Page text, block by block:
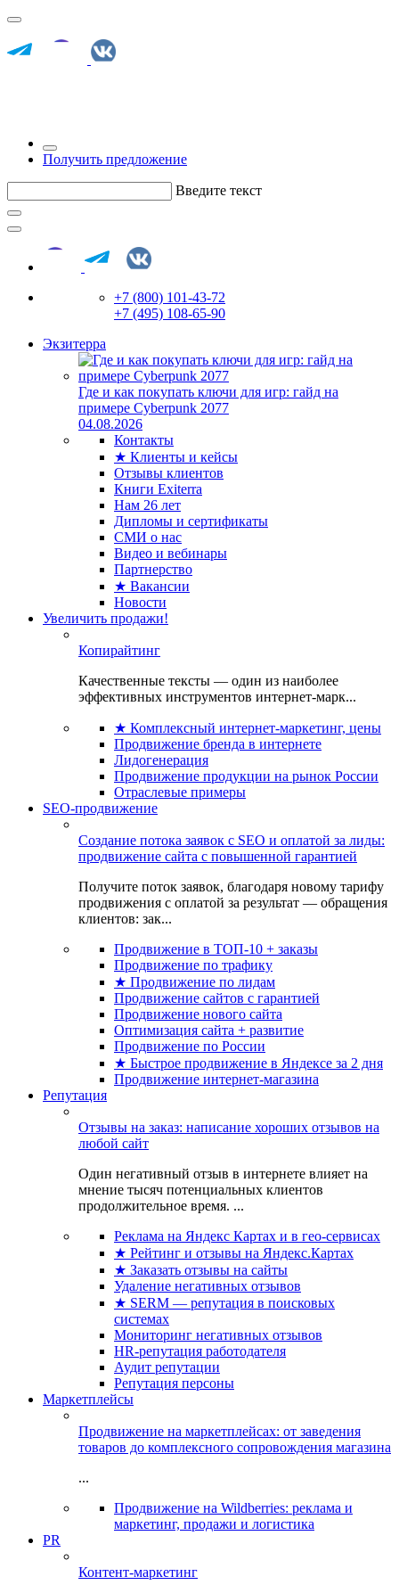
Получить предложение
Введите текст
+7 (800) 101-43-72
+7 (495) 108-65-90
Экзитерра
Где и как покупать ключи для игр: гайд на
примере Cyberpunk 2077
04.08.2026
Контакты
★ Клиенты и кейсы
Отзывы клиентов
Книги Exiterra
Нам 26 лет
Дипломы и сертификаты
СМИ о нас
Видео и вебинары
Партнерство
★ Вакансии
Новости
Увеличить продажи!
Копирайтинг
Качественные тексты — один из наиболее
эффективных инструментов интернет-марк...
★ Комплексный интернет-маркетинг, цены
Продвижение бренда в интернете
Лидогенерация
Продвижение продукции на рынок России
Отраслевые примеры
SEO-продвижение
Создание потока заявок с SEO и оплатой за лиды:
продвижение сайта с повышенной гарантией
Получите поток заявок, благодаря новому тарифу
продвижения с оплатой за результат — обращения
клиентов: зак...
Продвижение в ТОП-10 + заказы
Продвижение по трафику
★ Продвижение по лидам
Продвижение сайтов с гарантией
Продвижение нового сайта
Оптимизация сайта + развитие
Продвижение по России
★ Быстрое продвижение в Яндексе за 2 дня
Продвижение интернет-магазина
Репутация
Отзывы на заказ: написание хороших отзывов на
любой сайт
Один негативный отзыв в интернете влияет на
мнение тысяч потенциальных клиентов
продолжительное время. ...
Реклама на Яндекс Картах и в гео-сервисах
★ Рейтинг и отзывы на Яндекс.Картах
★ Заказать отзывы на сайты
Удаление негативных отзывов
★ SERM — репутация в поисковых
системах
Мониторинг негативных отзывов
HR-репутация работодателя
Аудит репутации
Репутация персоны
Маркетплейсы
Продвижение на маркетплейсах: от заведения
товаров до комплексного сопровождения магазина
...
Продвижение на Wildberries: реклама и
маркетинг, продажи и логистика
PR
Контент-маркетинг